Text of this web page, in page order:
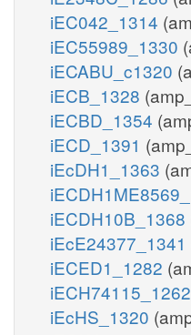
iEC042_1314
iEC55989_1330
iECABU_c1320
iECB_1328
iECBD_1354
iECD_1391
iEcDH1_1363
iECDH10B_1368
iEcE24377_1341
iECED1_1282
iECH74115_1262
iEcHS_1320